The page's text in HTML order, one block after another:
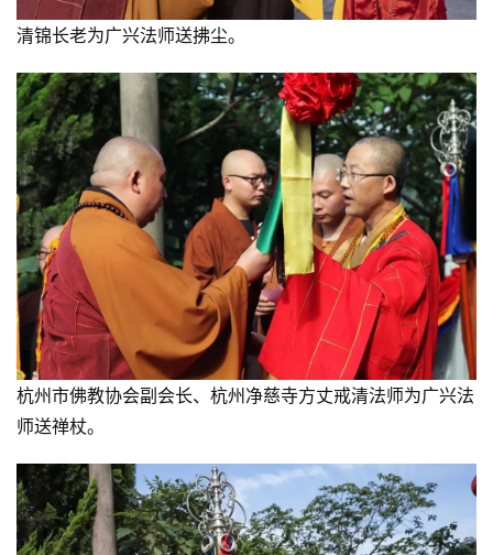
清锦长老为广兴法师送拂尘。
杭州市佛教协会副会长、杭州净慈寺方丈戒清法师为广兴法
师送禅杖。